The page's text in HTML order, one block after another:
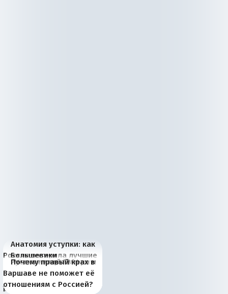
Анатомия уступки: как
Россия потеряла лучшие
рыбопромысловые
районы Баренцева
моря
Большевики
отличаются от «Яблока»
тем, что они -
победители
Киевская марионетка
Запада рассказала о
«переобувании» хозяев
В России назрели
перемены: 15 шагов к
суверенной экономике
Миграционный пожар
Европы
Россия начинает
сбрасывать балласт
Анкориджа
Россия зимой 1904
года: первые уступки во
внутренней политике
Русская нация вчера и
сегодня
Почему правый крах в
Варшаве не поможет её
отношениям с Россией?